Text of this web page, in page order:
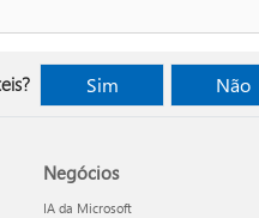
Sim Não
Negócios
IA da Microsoft